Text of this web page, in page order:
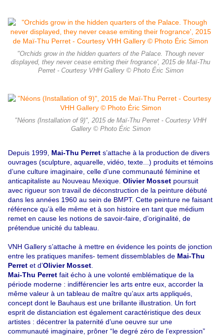
"Orchids grow in the hidden quarters of the Palace. Though never
displayed, they never cease emiting their frogrance', 2015 de Maï-Thu
Perret - Courtesy VHH Gallery © Photo Éric Simon
"Néons (Installation of 9)", 2015 de Maï-Thu Perret - Courtesy VHH
Gallery © Photo Éric Simon
Depuis 1999, Mai-Thu Perret s’attache à la production de divers
ouvrages (sculpture, aquarelle, vidéo, texte...) produits et témoins
d’une culture imaginaire, celle d’une communauté féminine et
anticapitaliste au Nouveau Mexique. Olivier Mosset poursuit
avec rigueur son travail de déconstruction de la peinture débuté
dans les années 1960 au sein de BMPT. Cette peinture ne faisant
référence qu’à elle même et à son histoire en tant que médium
remet en cause les notions de savoir-faire, d’originalité, de
prétendue unicité du tableau.
VNH Gallery s’attache à mettre en évidence les points de jonction
entre les pratiques manifes- tement dissemblables de Mai-Thu
Perret et d’Olivier Mosset
Mai-Thu Perret fait écho à une volonté emblématique de la
période moderne : indifférencier les arts entre eux, accorder la
même valeur à un tableau de maître qu’aux arts appliqués,
concept dont le Bauhaus est une brillante illustration. Un fort
esprit de distanciation est également caractéristique des deux
artistes : décentrer la paternité d’une oeuvre sur une
communauté imaginaire, prôner “le degré zéro de l’expression”